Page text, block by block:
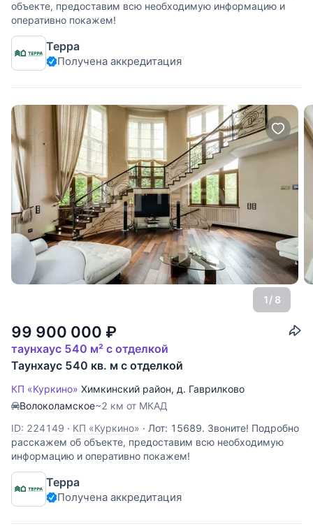
объекте, предоставим всю необходимую информацию и
оперативно покажем!
Терра
Получена аккредитация
1/ 8
99 900 000 ₽
таунхаус 540 м² с отделкой
Таунхаус 540 кв. м с отделкой
КП «Куркино» Химкинский район, д. Гаврилково
Волоколамское~2 км от МКАД
ID: 224149 · КП «Куркино» · Лот: 15689. Звоните! Подробно
расскажем об объекте, предоставим всю необходимую
информацию и оперативно покажем!
Терра
Получена аккредитация